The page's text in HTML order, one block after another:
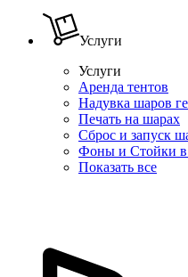
Услуги
Услуги
Аренда тентов
Надувка шаров
Печать на шарах
Сброс и запуск
Фоны и Стойки в
Показать все